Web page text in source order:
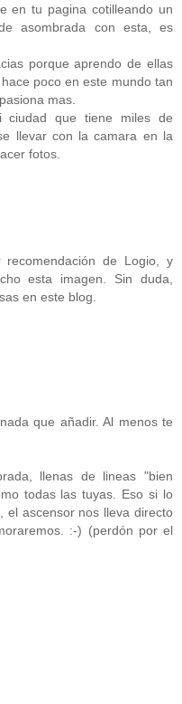
en tu pagina cotilleando un
asombrada con esta, es
porque aprendo de ellas
poco en este mundo tan
mas.
ciudad que tiene miles de
llevar con la camara en la
fotos.
de Logio, y
esta imagen. Sin duda,
en este blog.
que añadir. Al menos te
llenas de lineas "bien
todas las tuyas. Eso si lo
el ascensor nos lleva directo
:-) (perdón por el